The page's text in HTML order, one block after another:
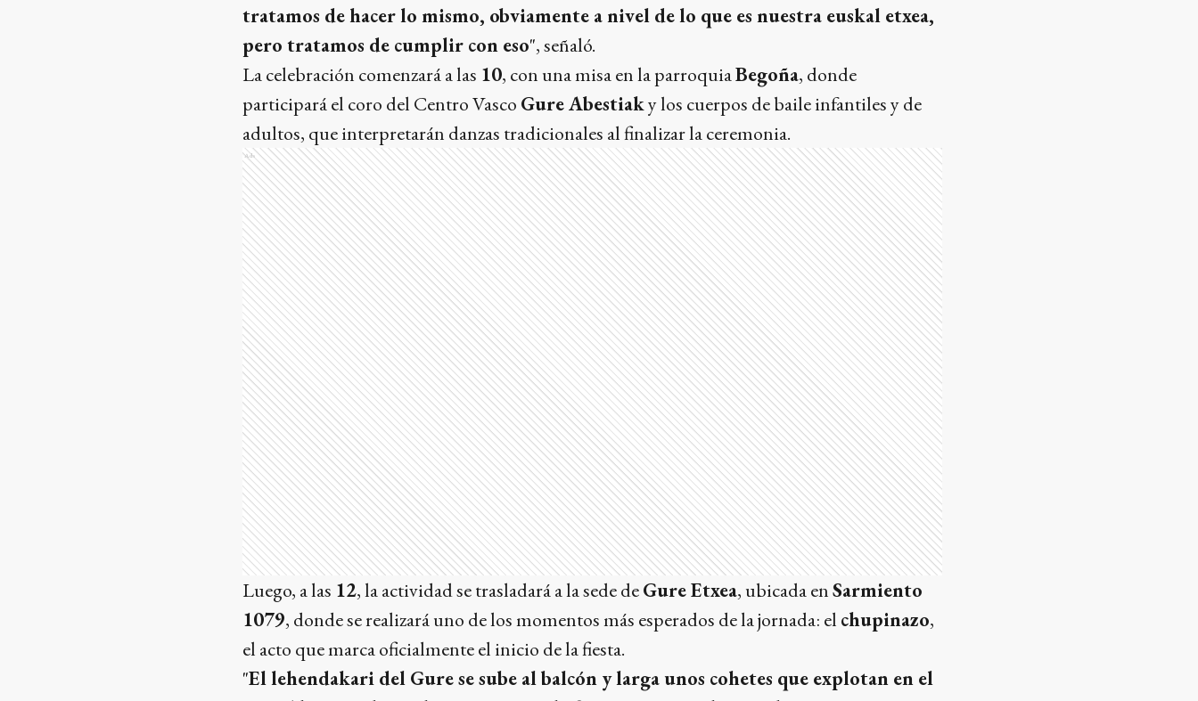
tratamos de hacer lo mismo, obviamente a nivel de lo que es nuestra euskal etxea,
pero tratamos de cumplir con eso", señaló.
La celebración comenzará a las 10, con una misa en la parroquiaBegoña, donde
participará el coro del Centro Vasco Gure Abestiaky los cuerpos de baile infantiles y de
adultos, que interpretarán danzas tradicionales al finalizar la ceremonia.
Ads
Luego, a las 12, la actividad se trasladará a la sede deGure Etxea, ubicada enSarmiento
1079, donde se realizará uno de los momentos más esperados de la jornada: el chupinazo,
el acto que marca oficialmente el inicio de la fiesta.
"El lehendakari del Gure se sube al balcón y larga unos cohetes que explotan en el